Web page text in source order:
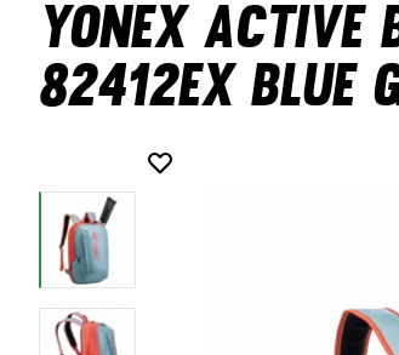
Yonex Active
82412EX Blue